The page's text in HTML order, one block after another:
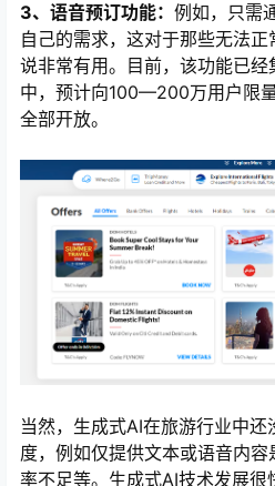
3、语音预订功能： 例如，只需
自己的需求，这对于那些无法
说非常有用。目前，该功能已
中，预计向100—200万用户限
全部开放。
当然，生成式AI在旅游行业中
度，例如仅提供文本或语音内
率不足等。生成式AI技术发展